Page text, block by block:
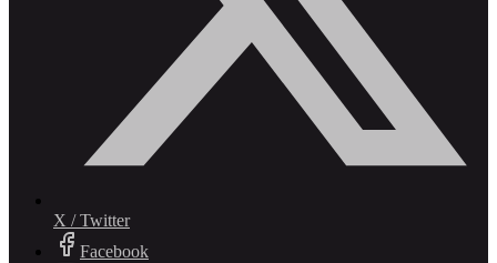
X / Twitter
Facebook